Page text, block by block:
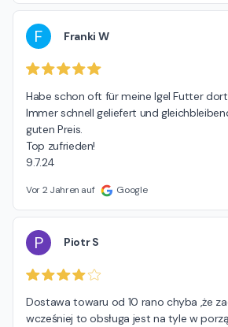
F Franki W
Habe schon oft für meine Igel Futter
Immer schnell geliefert und
guten Preis.
Top zufrieden!
9.7.24
Vor 2 Jahren auf Google
P Piotr S
Dostawa towaru od 10 rano chyba ,że
wcześniej to obsługa jest na tyle w